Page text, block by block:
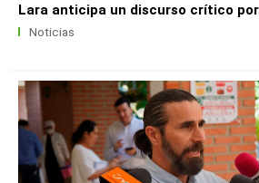
Lara anticipa un discurso crítico
Noticias